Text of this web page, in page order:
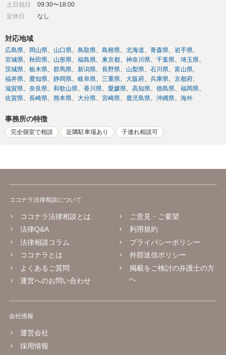
土日祝日
09:30〜18:00
定休日
なし
対応地域
広島県 岡山県 山口県 鳥取県 島根県 北海道 青森県
岩手県
宮城県
秋田県 山形県 福島県 東京都 神奈川県 千葉県
埼玉県
茨城県
栃木県 群馬県 新潟県 長野県 山梨県 石川県
富山県
福井県
愛知県 静岡県 岐阜県 三重県 大阪府 兵庫県
京都府
滋賀県
奈良県 和歌山県 香川県 愛媛県 高知県 徳島県
福岡県
佐賀県
長崎県 熊本県 大分県 宮崎県 鹿児島県 沖縄県 海外
事務所の特徴
完全個室で相談 近隣駐車場あり 子連れ相談可
ココナラ法律相談について
ココナラ法律相談とは
法律Q&A
法律相談コラム
ココナラとは
よくあるご質問
運営へのお問い合わせ
ご意見・ご要望
利用規約
プライバシーポリシー
外部送信ポリシー
掲載をご検討の弁護士の方
へ
会社情報
運営会社
採用情報